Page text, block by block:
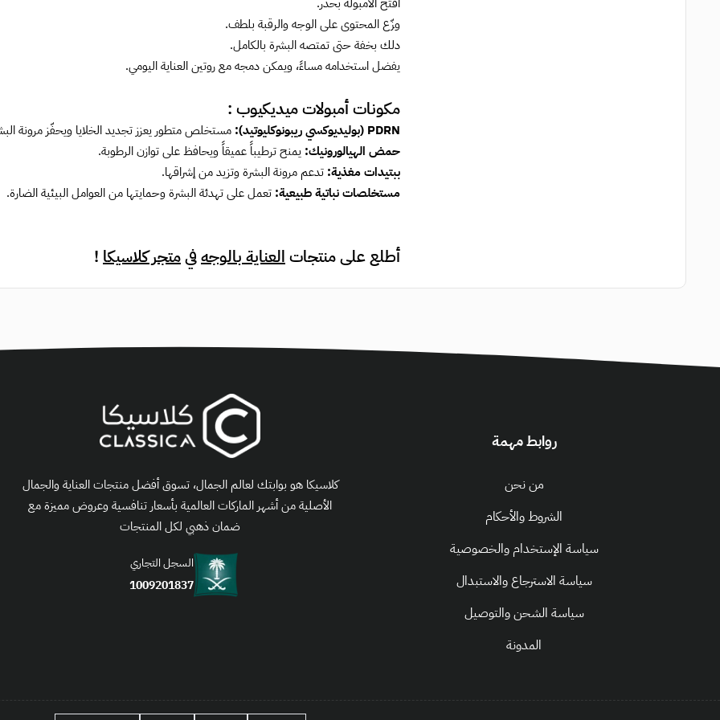
وزّع المحتوى على الوجه والرقبة بلطف.
دلك بخفة حتى تمتصه البشرة بالكامل.
يفضل استخدامه مساءً، ويمكن دمجه مع روتين العناية اليومي.
مكونات أمبولات ميديكيوب :
PDRN (بوليديوكسي ريبونوكليوتيد):
مستخلص متطور يعزز تجديد الخلايا ويحفّز مرونة
حمض الهيالورونيك: يمنح ترطيباً عميقاً ويحافظ على توازن الرطوبة.
ببتيدات مغذية: تدعم مرونة البشرة وتزيد من إشراقها.
مستخلصات نباتية طبيعية: تعمل على تهدئة البشرة وحمايتها من العوامل البيئية الضارة.
أطلع على منتجاتالعناية بالوجهفيمتجر كلاسيكا !
روابط مهمة
من نحن
الشروط والأحكام
سياسة الإستخدام والخصوصية
سياسة الاسترجاع والاستبدال
سياسة الشحن والتوصيل
المدونة
كلاسيكا هو بوابتك لعالم الجمال، تسوق أفضل منتجات العناية والجمال
الأصلية من أشهر الماركات العالمية بأسعار تنافسية وعروض مميزة مع
ضمان ذهبي لكل المنتجات
السجل التجاري
1009201837